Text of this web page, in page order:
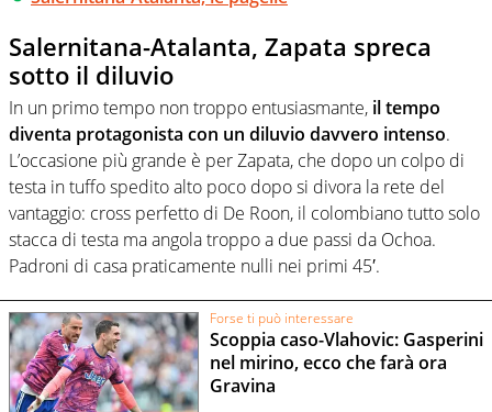
Salernitana-Atalanta, Zapata spreca
sotto il diluvio
In un primo tempo non troppo entusiasmante, il tempo
diventa protagonista con un diluvio davvero intenso.
L’occasione più grande è per Zapata, che dopo un colpo di
testa in tuffo spedito alto poco dopo si divora la rete del
vantaggio: cross perfetto di De Roon, il colombiano tutto solo
stacca di testa ma angola troppo a due passi da Ochoa.
Padroni di casa praticamente nulli nei primi 45′.
Forse ti può interessare
Scoppia caso-Vlahovic: Gasperini
nel mirino, ecco che farà ora
Gravina